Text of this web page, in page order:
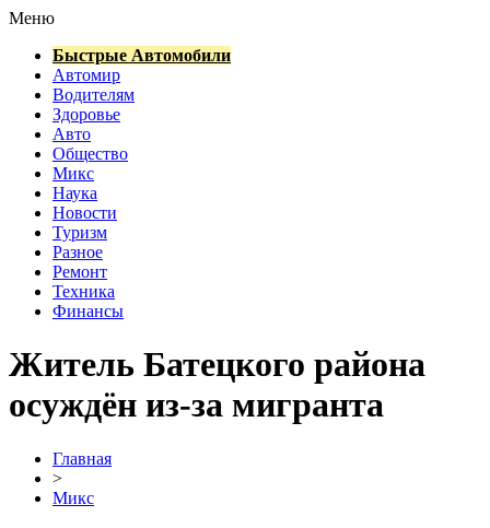
Меню
Быстрые Автомобили
Автомир
Водителям
Здоровье
Авто
Общество
Микс
Наука
Новости
Туризм
Разное
Ремонт
Техника
Финансы
Житель Батецкого района
осуждён из-за мигранта
Главная
>
Микс